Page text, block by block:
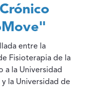
entre la
Fisioterapia de la
a la Universidad
la Universidad de